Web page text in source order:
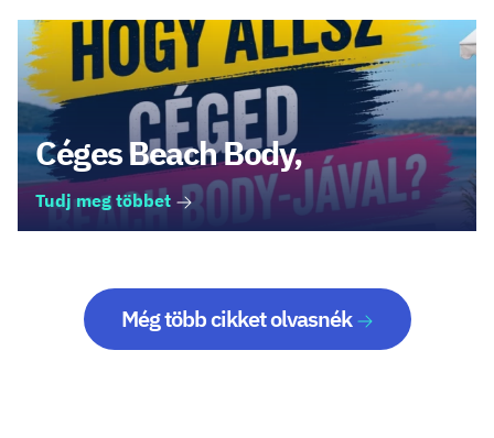
Céges Beach Body,
Tudj meg többet
Még több cikket olvasnék